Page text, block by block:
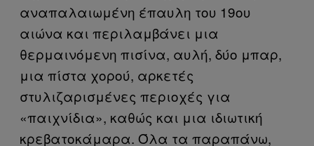
αναπαλαιωμένη έπαυλη του 19ου
αιώνα και περιλαμβάνει μια
θερμαινόμενη πισίνα, αυλή, δύο μπαρ,
μια πίστα χορού, αρκετές
στυλιζαρισμένες περιοχές για
«παιχνίδια», καθώς και μια ιδιωτική
κρεβατοκάμαρα. Όλα τα παραπάνω,